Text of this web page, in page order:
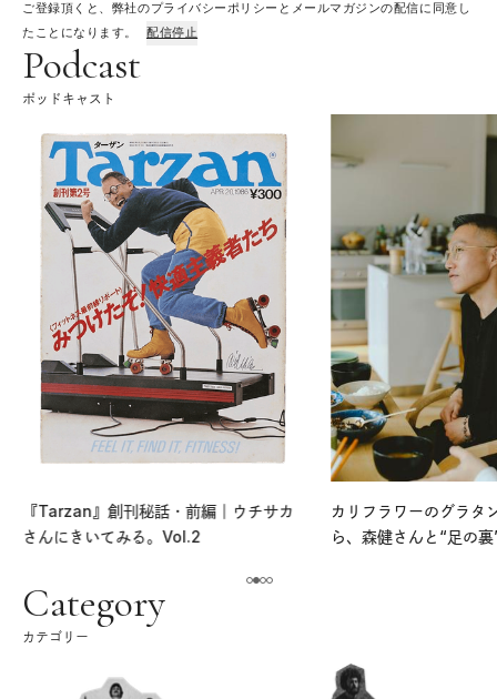
ご登録頂くと、弊社のプライバシーポリシーとメールマガジンの配信に同意し
たことになります。
配信停止
Podcast
ポッドキャスト
『Tarzan』創刊秘話・前編｜ウチサカ
さんにきいてみる。Vol.2
カリフラワーのグラタ
ら、森健さんと“足の
Category
カテゴリー